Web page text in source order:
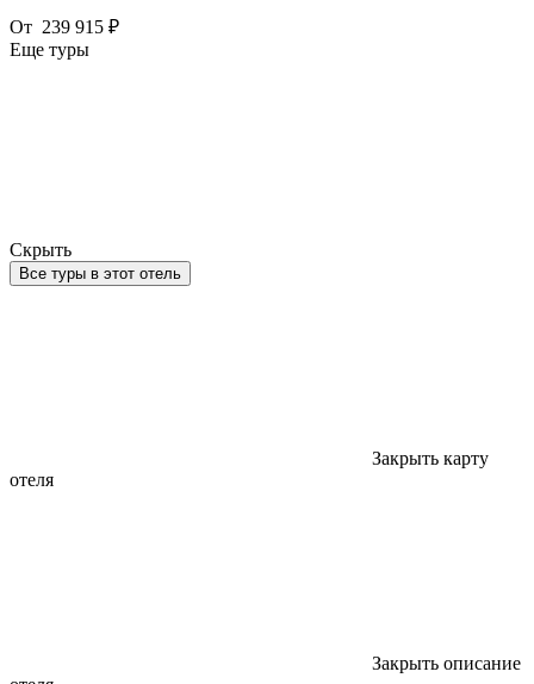
От 239 915 ₽
Еще туры
Скрыть
Все туры в этот отель
Закрыть карту
отеля
Закрыть описание